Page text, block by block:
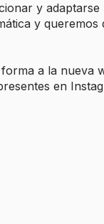
y
y queremos
a la nueva
en